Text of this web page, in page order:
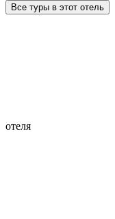
Все туры в этот отель
отеля